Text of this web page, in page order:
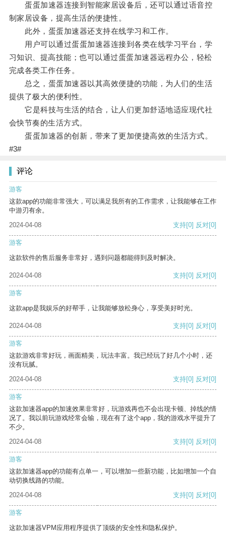
蛋蛋加速器连接到智能家居设备后，还可以通过语音控
制家居设备，提高生活的便捷性。
此外，蛋蛋加速器还支持在线学习和工作。
用户可以通过蛋蛋加速器连接到各类在线学习平台，学
习知识、提高技能；也可以通过蛋蛋加速器远程办公，轻松
完成各类工作任务。
总之，蛋蛋加速器以其高效便捷的功能，为人们的生活
提供了极大的便利性。
它是科技与生活的结合，让人们更加舒适地适应现代社
会快节奏的生活方式。
蛋蛋加速器的创新，带来了更加便捷高效的生活方式。
#3#
评论
游客
这款app的功能非常强大，可以满足我所有的工作需求，让我能够在工作
中游刃有余。
2024-04-08
支持[0] 反对[0]
游客
这款软件的售后服务非常好，遇到问题都能得到及时解决。
2024-04-08 支持[0] 反对[0]
游客
这款app是我娱乐的好帮手，让我能够放松身心，享受美好时光。
2024-04-08 支持[0] 反对[0]
游客
这款游戏非常好玩，画面精美，玩法丰富。我已经玩了好几个小时，还
没有玩腻。
2024-04-08
支持[0] 反对[0]
游客
这款加速器app的加速效果非常好，玩游戏再也不会出现卡顿、掉线的情
况了。我以前玩游戏经常会输，现在有了这个app，我的游戏水平提升了
不少。
2024-04-08
支持[0] 反对[0]
游客
这款加速器app的功能有点单一，可以增加一些新功能，比如增加一个自
动切换线路的功能。
2024-04-08
支持[0] 反对[0]
游客
这款加速器VPM应用程序提供了顶级的安全性和隐私保护。